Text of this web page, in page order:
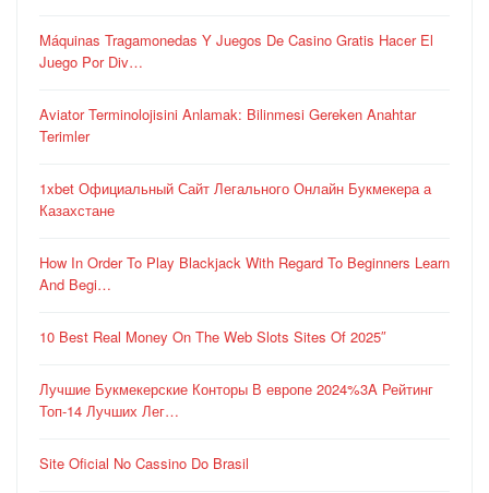
Máquinas Tragamonedas Y Juegos De Casino Gratis Hacer El
Juego Por Div…
Aviator Terminolojisini Anlamak: Bilinmesi Gereken Anahtar
Terimler
1xbet Официальный Сайт Легального Онлайн Букмекера а
Казахстане
How In Order To Play Blackjack With Regard To Beginners Learn
And Begi…
10 Best Real Money On The Web Slots Sites Of 2025″
Лучшие Букмекерские Конторы В европе 2024%3A Рейтинг
Топ-14 Лучших Лег…
Site Oficial No Cassino Do Brasil